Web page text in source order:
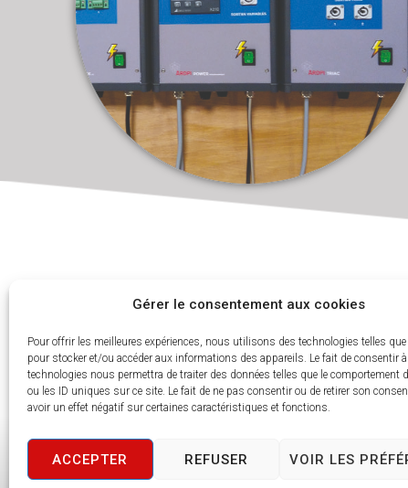
Gérer le consentement aux cookies
Pour offrir les meilleures expériences, nous utilisons des technologies telles que
pour stocker et/ou accéder aux informations des appareils. Le fait de consentir à
technologies nous permettra de traiter des données telles que le comportement
ou les ID uniques sur ce site. Le fait de ne pas consentir ou de retirer son
avoir un effet négatif sur certaines caractéristiques et fonctions.
ACCEPTER REFUSER VOIR LES
ADDRESS
20 rue des Ardennes
FRANCE